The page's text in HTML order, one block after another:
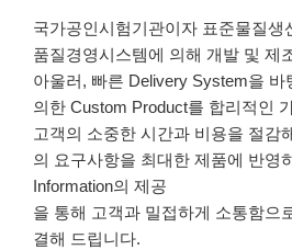
국가공인시험기관이자 표준물질생
품질경영시스템에 의해 개발 및 제
아울러, 빠른 Delivery System을 바
의한 Custom Product를 합리적인
고객의 소중한 시간과 비용을 절감
의 요구사항을 최대한 제품에 반영
Information의 제공
을 통해 고객과 밀접하게 소통함으
결해 드립니다.